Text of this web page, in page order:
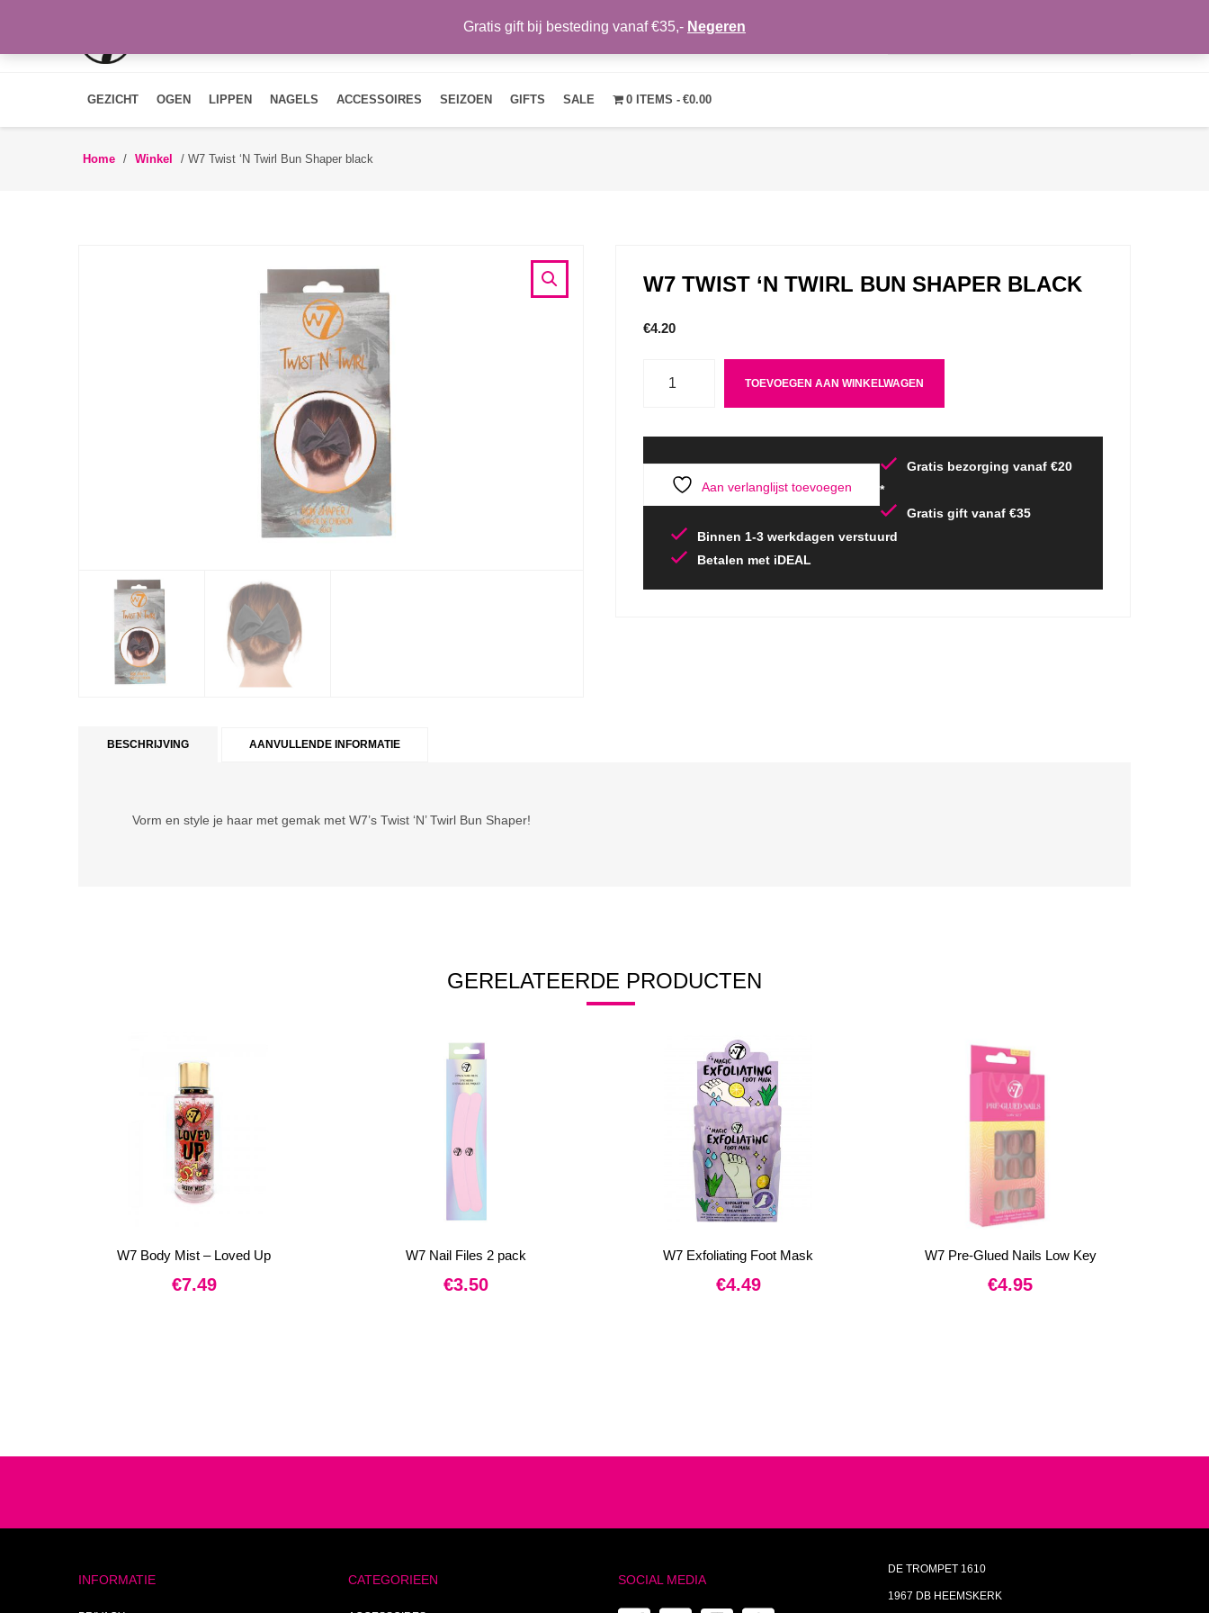
OVER ONS NIEUWS CONTACT MIJN ACCOUNT
GEZICHT OGEN LIPPEN NAGELS ACCESSOIRES SEIZOEN GIFTS SALE 0 ITEMS €0.00
Home / Winkel / W7 Twist ‘N Twirl Bun Shaper black
W7 TWIST ‘N TWIRL BUN SHAPER BLACK
€4.20
TOEVOEGEN AAN WINKELWAGEN
Aan verlanglijst toevoegen
Gratis bezorging vanaf €20
*
Gratis gift vanaf €35
Binnen 1-3 werkdagen verstuurd
Betalen met iDEAL
BESCHRIJVING AANVULLENDE INFORMATIE
Vorm en style je haar met gemak met W7’s Twist ‘N’ Twirl Bun Shaper!
GERELATEERDE PRODUCTEN
W7 Body Mist – Loved Up
€7.49
W7 Nail Files 2 pack
€3.50
W7 Exfoliating Foot Mask
€4.49
W7 Pre-Glued Nails Low Key
€4.95
INFORMATIE CATEGORIEEN SOCIAL MEDIA
DE TROMPET 1610
1967 DB HEEMSKERK
Gratis gift bij besteding vanaf €35,- Negeren